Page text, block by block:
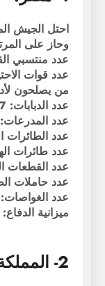
احتل الجيش
وحاز على
عدد منتسبي القوات
عدد قوات الاحتياط: 479
من يصلحون لأداء
عدد الدبابات: 4487
عدد المدرعات: 9646
عدد الطائرات
عدد طائرات
عدد القطعات
عدد حاملات
عدد الغواصات: 4
ميزانية الدفاع: 4.1 مليار دولار
2- المملكة العربية السعودية: